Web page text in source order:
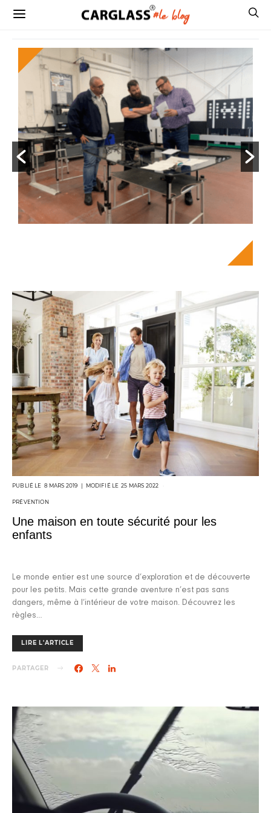
POSTED
8 MARS 2019 25 MARS 2022
PRÉVENTION
Une maison en toute sécurité pour les
enfants
Le monde entier est une source d’exploration et de découverte
pour les petits. Mais cette grande aventure n’est pas sans
dangers, même à l’intérieur de votre maison. Découvrez les
règles…
LIRE L'ARTICLE
PARTAGER